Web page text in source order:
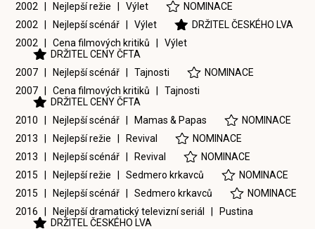
2002 | Nejlepší režie |Výlet
NOMINACE
2002 | Nejlepší scénář |Výlet
DRŽITEL ČESKÉHO LVA
2002 | Cena filmových kritiků |Výlet
DRŽITEL CENY ČFTA
2007 | Nejlepší scénář |Tajnosti
NOMINACE
2007 | Cena filmových kritiků |Tajnosti
DRŽITEL CENY ČFTA
2010 | Nejlepší scénář | Mamas & Papas
NOMINACE
2013 | Nejlepší režie | Revival
NOMINACE
2013 | Nejlepší scénář | Revival
NOMINACE
2015 | Nejlepší režie |Sedmero krkavců
NOMINACE
2015 | Nejlepší scénář |Sedmero krkavců
NOMINACE
2016 | Nejlepší dramatický televizní seriál | Pustina
DRŽITEL ČESKÉHO LVA